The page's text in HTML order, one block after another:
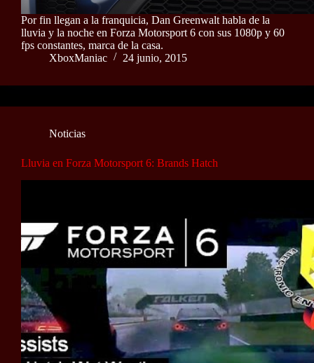
Por fin llegan a la franquicia, Dan Greenwalt habla de la
lluvia y la noche en Forza Motorsport 6 con sus 1080p y 60
fps constantes, marca de la casa.
XboxManiac
24 junio, 2015
Noticias
Lluvia en Forza Motorsport 6: Brands Hatch